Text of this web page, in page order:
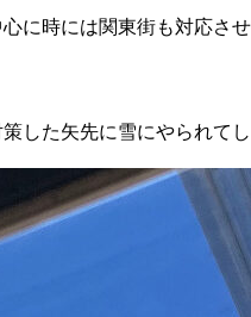
に時には関東街も対応さ
した矢先に雪にやられて